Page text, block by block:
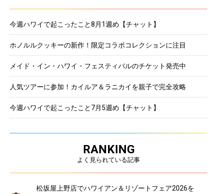
今週ハワイで起こったこと8月1週め【チャット】
ホノルルクッキーの新作！限定コラボコレクションに注目
メイド・イン・ハワイ・フェスティバルのチケット発売中
人気ツアーに参加！カイルア＆ラニカイを親子で完全攻略
今週ハワイで起こったこと7月5週め【チャット】
RANKING
よく見られている記事
松坂屋上野店でハワイアン＆リゾートフェア2026を